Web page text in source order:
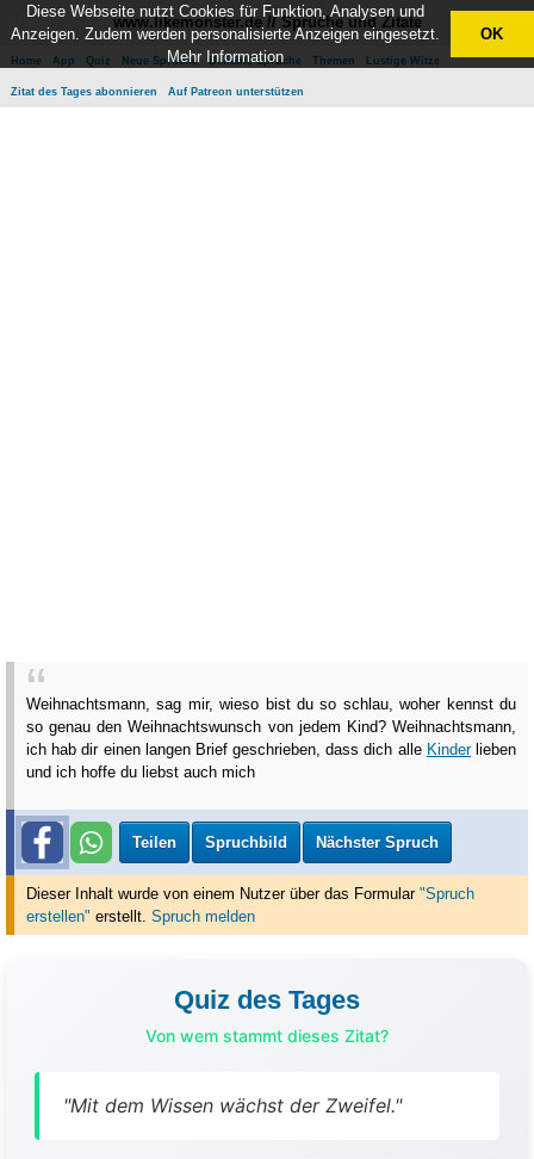
www.likemonster.de // Sprüche und Zitate
Home App Quiz Neue Sprüche Beliebte Sprüche Themen Lustige Witze
Zitat des Tages abonnieren Auf Patreon unterstützen
Weihnachtsmann, sag mir, wieso bist du so schlau, woher kennst du
so genau den Weihnachtswunsch von jedem Kind? Weihnachtsmann,
ich hab dir einen langen Brief geschrieben, dass dich alle Kinderlieben
und ich hoffe du liebst auch mich
Teilen Spruchbild Nächster Spruch
Dieser Inhalt wurde von einem Nutzer über das Formular "Spruch
erstellen" erstellt. Spruch melden
Quiz des Tages
Von wem stammt dieses Zitat?
"Mit dem Wissen wächst der Zweifel."
Diese Webseite nutzt Cookies für Funktion, Analysen und
Anzeigen. Zudem werden personalisierte Anzeigen eingesetzt.
Mehr Information
OK